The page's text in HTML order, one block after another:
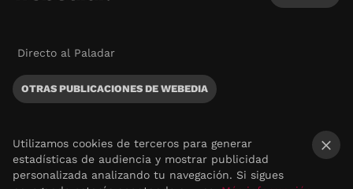
Directo al Paladar
OTRAS PUBLICACIONES DE WEBEDIA
Utilizamos cookies de terceros para generar
estadísticas de audiencia y mostrar publicidad
personalizada analizando tu navegación. Si sigues